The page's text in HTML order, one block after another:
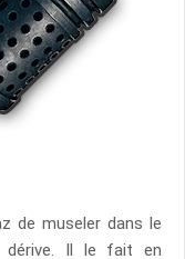
de museler dans le
Il le fait en